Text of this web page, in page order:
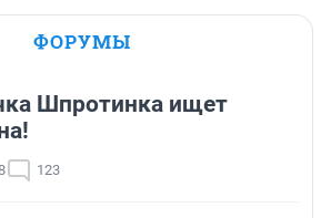
ФОРУМЫ
Шпротинка ищет
123